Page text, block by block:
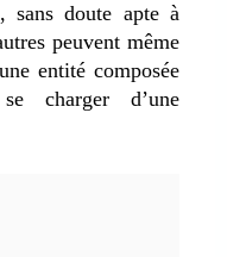
sans doute apte à
peuvent même
entité composée
charger d’une